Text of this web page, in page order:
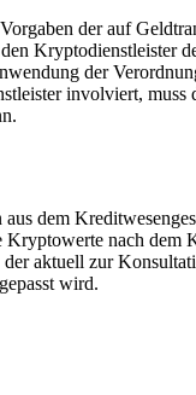
der auf
Kryptodienstleister
der
involviert, muss
dem
Kryptowerte nach
aktuell zur
wird.